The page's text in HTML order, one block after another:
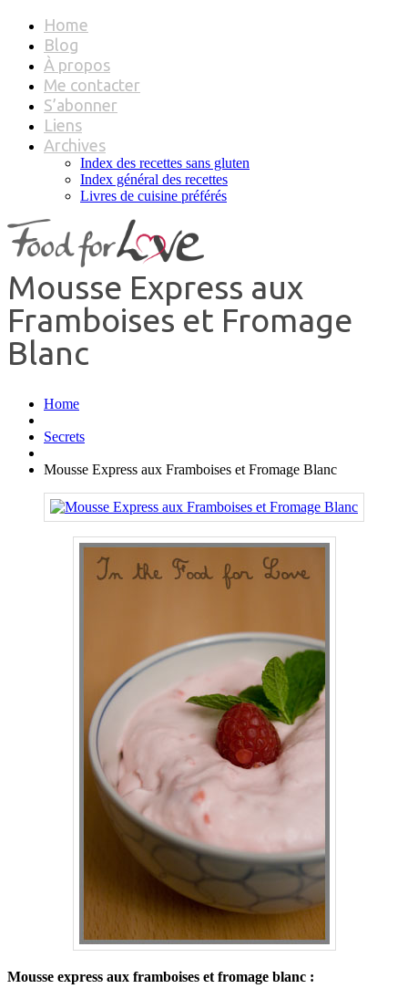
Home
Blog
À propos
Me contacter
S’abonner
Liens
Archives
Index des recettes sans gluten
Index général des recettes
Livres de cuisine préférés
Mousse Express aux
Framboises et Fromage
Blanc
Home
Secrets
Mousse Express aux Framboises et Fromage Blanc
Mousse express aux framboises et fromage blanc :